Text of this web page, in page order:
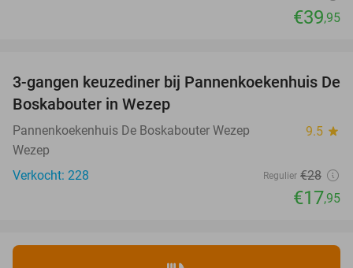
€39,95
36%
3-gangen keuzediner bij Pannenkoekenhuis De
Boskabouter in Wezep
Pannenkoekenhuis De Boskabouter Wezep 9.5 star
Wezep
Verkocht: 228
Regulier €28
€17,95